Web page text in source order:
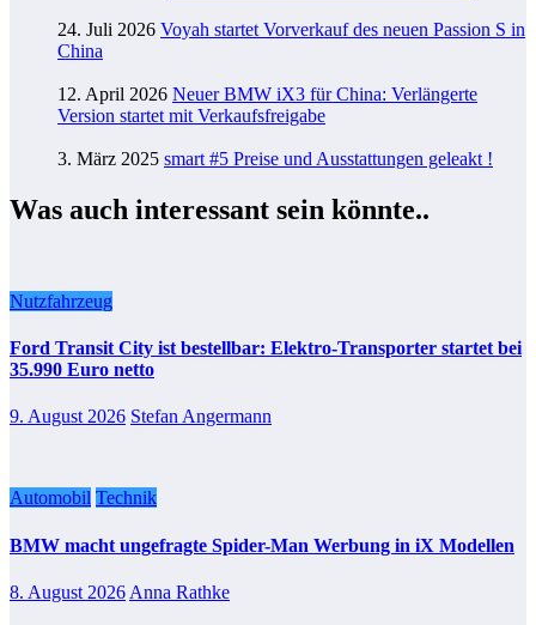
24. Juli 2026 Voyah startet Vorverkauf des neuen Passion S in
China
12. April 2026 Neuer BMW iX3 für China: Verlängerte
Version startet mit Verkaufsfreigabe
3. März 2025 smart #5 Preise und Ausstattungen geleakt !
Was auch interessant sein könnte..
Nutzfahrzeug
Ford Transit City ist bestellbar: Elektro-Transporter startet bei
35.990 Euro netto
9. August 2026 Stefan Angermann
Automobil Technik
BMW macht ungefragte Spider-Man Werbung in iX Modellen
8. August 2026 Anna Rathke